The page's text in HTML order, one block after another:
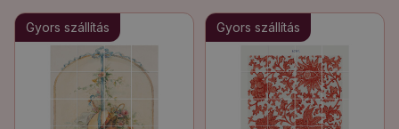
Gyors szállítás Gyors szállítás